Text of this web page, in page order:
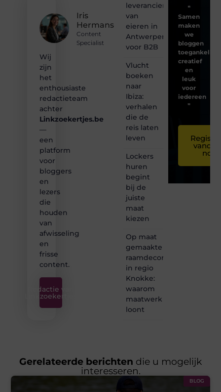
Iris
Hermans
Content
Specialist
Wij
zijn
het
enthousiaste
redactieteam
achter
Linkzoekertjes.be
—
een
platform
voor
bloggers
en
lezers
die
houden
van
afwisseling
en
frisse
content.
Redactie van
Linkzoekertjes
leverancier
van
eieren in
Antwerpen
voor B2B
Vlucht
boeken
naar
Ibiza:
verhalen
die de
reis laten
leven
Lockers
huren
begint
bij de
juiste
maat
kiezen
Op maat
gemaakte
raamdecoratie
in regio
Knokke:
waarom
maatwerk
loont
❝
Samen
maken
we
bloggen
toegankelijk,
creatief
en
leuk
voor
iedereen
❞
nog
Gerelateerde berichten die u mogelijk
interesseren.
BLOG